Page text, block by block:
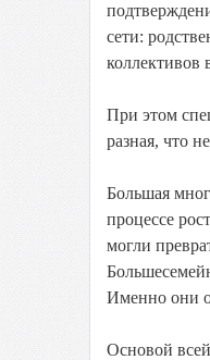
сети:
коллективов
При этом
разная, что
Большая
процессе
могли
Именно они
Основой